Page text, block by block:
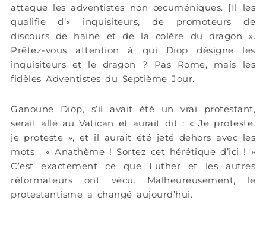
attaque les adventistes non œcuméniques. [Il les
qualifie d’« inquisiteurs, de promoteurs de
discours de haine et de la colère du dragon ».
Prêtez-vous attention à qui Diop désigne les
inquisiteurs et le dragon ? Pas Rome, mais les
fidèles Adventistes du Septième Jour.
Ganoune Diop, s’il avait été un vrai protestant,
serait allé au Vatican et aurait dit : « Je proteste,
je proteste », et il aurait été jeté dehors avec les
mots : « Anathème ! Sortez cet hérétique d’ici ! »
C’est exactement ce que Luther et les autres
réformateurs ont vécu. Malheureusement, le
protestantisme a changé aujourd’hui.